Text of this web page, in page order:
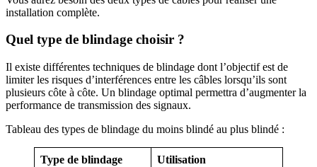
installation complète.
Quel type de blindage choisir ?
Il existe différentes techniques de blindage dont l’objectif est de
limiter les risques d’interférences entre les câbles lorsqu’ils sont
plusieurs côte à côte. Un blindage optimal permettra d’augmenter la
performance de transmission des signaux.
Tableau des types de blindage du moins blindé au plus blindé :
Type de blindage Utilisation